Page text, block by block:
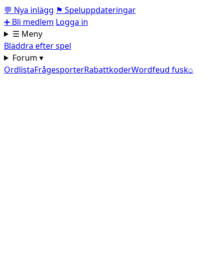
💬 Nya inlägg ⚑ Speluppdateringar
➕ Bli medlem Logga in
☰ Meny
Bläddra efter spel
Forum ▾
OrdlistaFrågesporterRabattkoderWordfeud fusk⌂